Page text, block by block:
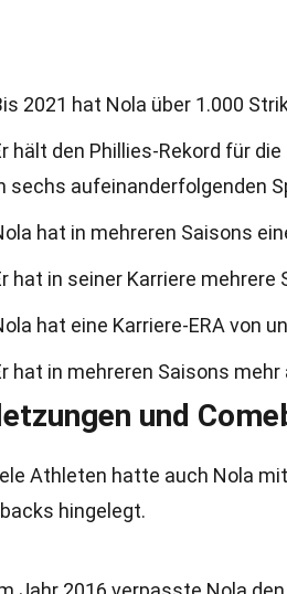
2021 hat Nola über 1.000
hält den Phillies-Rekord für
sechs aufeinanderfolgenden
hat in mehreren Saisons
hat in seiner Karriere
hat eine Karriere-ERA von
hat in mehreren Saisons
und
Athleten hatte auch Nola
hingelegt.